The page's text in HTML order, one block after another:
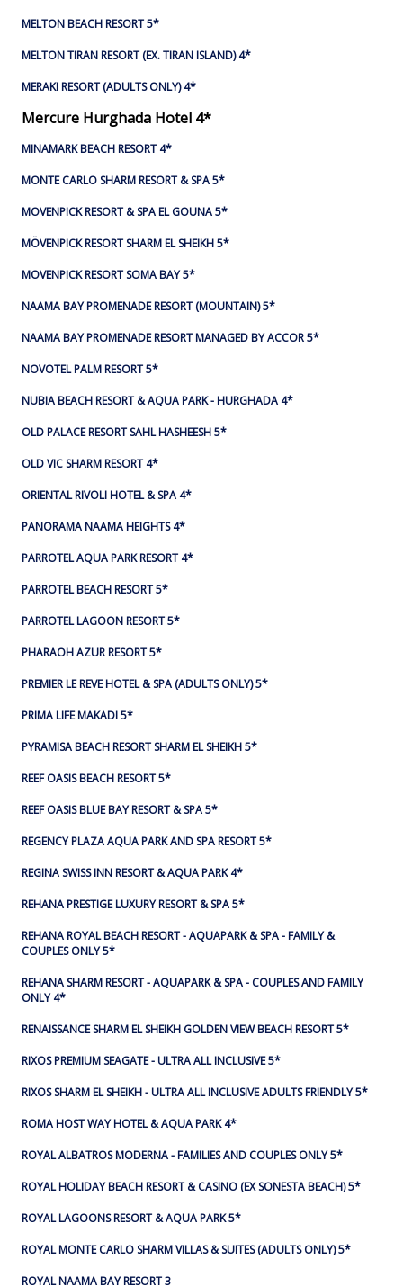
MELTON BEACH RESORT 5*
MELTON TIRAN RESORT (EX. TIRAN ISLAND) 4*
MERAKI RESORT (ADULTS ONLY) 4*
Mercure Hurghada Hotel 4*
MINAMARK BEACH RESORT 4*
MONTE CARLO SHARM RESORT & SPA 5*
MOVENPICK RESORT & SPA EL GOUNA 5*
MÖVENPICK RESORT SHARM EL SHEIKH 5*
MOVENPICK RESORT SOMA BAY 5*
NAAMA BAY PROMENADE RESORT (MOUNTAIN) 5*
NAAMA BAY PROMENADE RESORT MANAGED BY ACCOR 5*
NOVOTEL PALM RESORT 5*
NUBIA BEACH RESORT & AQUA PARK - HURGHADA 4*
OLD PALACE RESORT SAHL HASHEESH 5*
OLD VIC SHARM RESORT 4*
ORIENTAL RIVOLI HOTEL & SPA 4*
PANORAMA NAAMA HEIGHTS 4*
PARROTEL AQUA PARK RESORT 4*
PARROTEL BEACH RESORT 5*
PARROTEL LAGOON RESORT 5*
PHARAOH AZUR RESORT 5*
PREMIER LE REVE HOTEL & SPA (ADULTS ONLY) 5*
PRIMA LIFE MAKADI 5*
PYRAMISA BEACH RESORT SHARM EL SHEIKH 5*
REEF OASIS BEACH RESORT 5*
REEF OASIS BLUE BAY RESORT & SPA 5*
REGENCY PLAZA AQUA PARK AND SPA RESORT 5*
REGINA SWISS INN RESORT & AQUA PARK 4*
REHANA PRESTIGE LUXURY RESORT & SPA 5*
REHANA ROYAL BEACH RESORT - AQUAPARK & SPA - FAMILY &
COUPLES ONLY 5*
REHANA SHARM RESORT - AQUAPARK & SPA - COUPLES AND FAMILY
ONLY 4*
RENAISSANCE SHARM EL SHEIKH GOLDEN VIEW BEACH RESORT 5*
RIXOS PREMIUM SEAGATE - ULTRA ALL INCLUSIVE 5*
RIXOS SHARM EL SHEIKH - ULTRA ALL INCLUSIVE ADULTS FRIENDLY 5*
ROMA HOST WAY HOTEL & AQUA PARK 4*
ROYAL ALBATROS MODERNA - FAMILIES AND COUPLES ONLY 5*
ROYAL HOLIDAY BEACH RESORT & CASINO (EX SONESTA BEACH) 5*
ROYAL LAGOONS RESORT & AQUA PARK 5*
ROYAL MONTE CARLO SHARM VILLAS & SUITES (ADULTS ONLY) 5*
ROYAL NAAMA BAY RESORT 3